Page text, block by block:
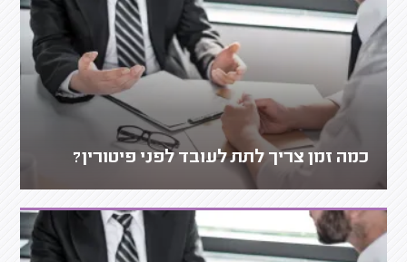
כמה זמן צריך לתת לעובד לפני פיטורין?